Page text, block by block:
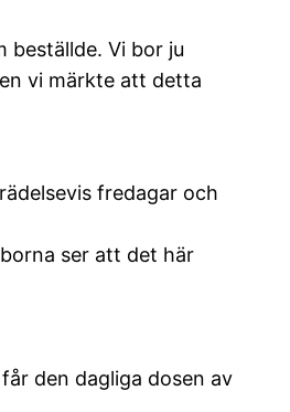
beställde. Vi bor ju
vi märkte att detta
fredagar och
ser att det här
den dagliga dosen av